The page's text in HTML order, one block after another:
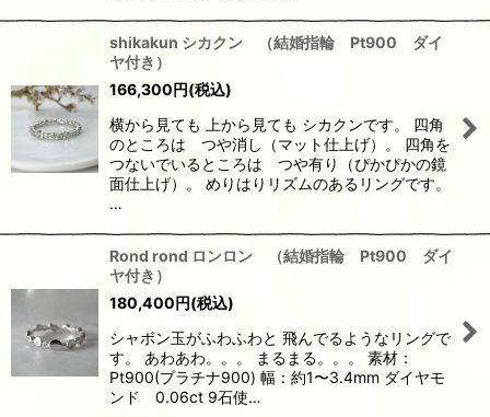
shikakun シカクン （結婚指輪 Pt900 ダイ
ヤ付き）
166,300円(税込)
横から見ても 上から見ても シカクンです。 四角
のところは つや消し（マット仕上げ）。 四角を
つないでいるところは つや有り（ぴかぴかの鏡
面仕上げ）。 めりはりリズムのあるリングです。
…
Rond rond ロンロン （結婚指輪 Pt900 ダイ
ヤ付き）
180,400円(税込)
シャボン玉がふわふわと 飛んでるようなリングで
す。 あわあわ。。。 まるまる。。。 素材：
Pt900(プラチナ900) 幅：約1〜3.4mm ダイヤモ
ンド 0.06ct 9石使…